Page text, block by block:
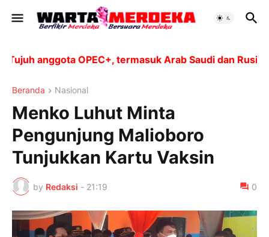
anggota OPEC+, termasuk Arab Saudi dan Rusia,
Beranda Nasional
Menko Luhut Minta
Pengunjung Malioboro
Tunjukkan Kartu Vaksin
by Redaksi - 21:19 0